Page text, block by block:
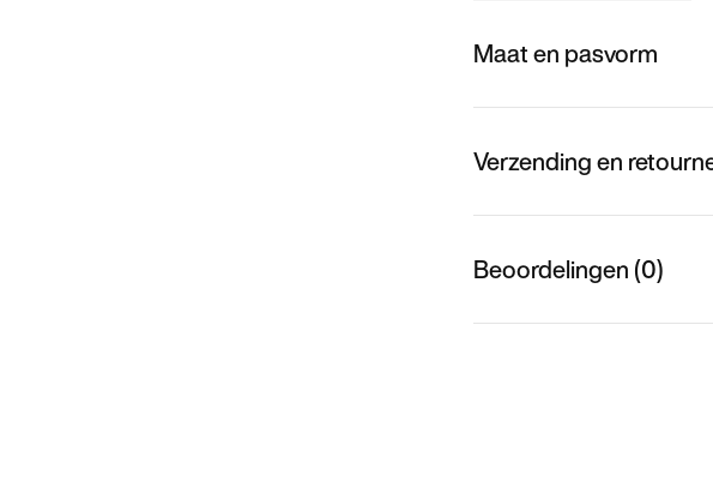
Maat en pasvorm
Verzending en
Beoordelingen (0)